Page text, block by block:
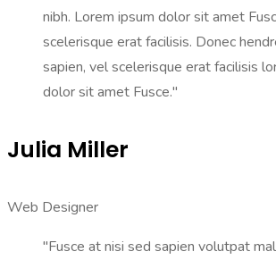
nibh. Lorem ipsum dolor sit amet
scelerisque erat facilisis. Donec
sapien, vel scelerisque erat facilisis
dolor sit amet Fusce."
Julia Miller
Web Designer
"Fusce at nisi sed sapien volutpat